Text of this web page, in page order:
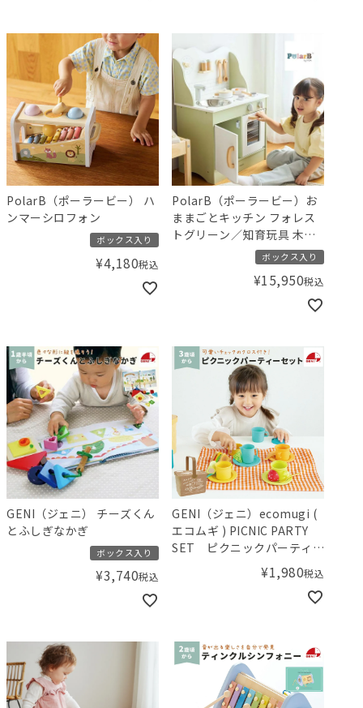
PolarB（ポーラービー） ハ
ンマーシロフォン
ボックス入り
¥4,180税込
PolarB（ポーラービー）お
ままごとキッチン フォレス
トグリーン／知育玩具 木製
ままごとセット 北欧ボックス入り
¥15,950税込
GENI（ジェニ） チーズくん
とふしぎなかぎ
ボックス入り
¥3,740税込
GENI（ジェニ）ecomugi (
エコムギ ) PICNIC PARTY
SET ピクニックパーティー
¥1,980税込